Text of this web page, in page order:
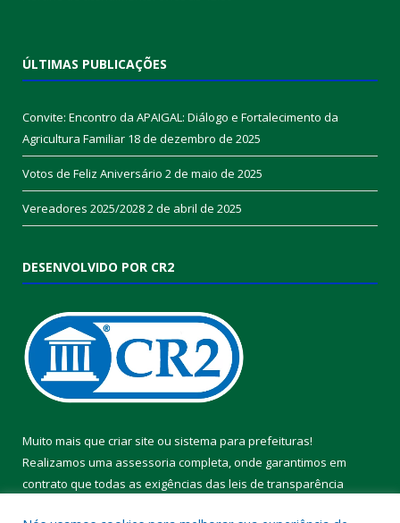
ÚLTIMAS PUBLICAÇÕES
Convite: Encontro da APAIGAL: Diálogo e Fortalecimento da
Agricultura Familiar 18 de dezembro de 2025
Votos de Feliz Aniversário 2 de maio de 2025
Vereadores 2025/20282 de abril de 2025
DESENVOLVIDO POR CR2
Muito mais que criar site ou sistema para prefeituras!
Realizamos uma assessoria completa, onde garantimos em
contrato que todas as exigências das leis de transparência